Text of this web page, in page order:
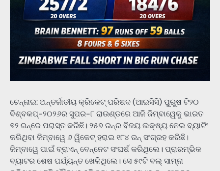
ଚେନ୍ନାଇ: ଅନ୍ତର୍ଜାତୀୟ କ୍ରିକେଟ୍‌ ପରିଷଦ (ଆଇସିସି) ପୁରୁଷ ଟି୨୦
ବିଶ୍ବକପ୍‌-୨୦୨୬ର ସୁପର-୮ ରାଉଣ୍ଡରେ ଆଜି ଜିମ୍ବାୱେକୁ ଭାରତ
୭୨ ରନ୍‌ରେ ପରାସ୍ତ କରିଛି। ୨୫୭ ରନ୍‌ର ବିଜୟ ଲକ୍ଷ୍ୟ ନେଇ ବ୍ୟାଟିଂ
କରିଥିବା ଜିମ୍ବାୱେ ୬ ୱିକେଟ୍‌ ହରାଇ ୧୮୪ ରନ୍‌ ସଂଗ୍ରହ କରିଛି।
ଜିମ୍ବାୱେ ପାଇଁ ବ୍ରାଏନ୍‌ ବେନ୍ନେଟ ସଂଘର୍ଷ କରିଥିଲେ। ପ୍ରାରମ୍ଭିକ
ବ୍ୟାଟର ଶେଷ ପର୍ଯ୍ୟନ୍ତ ଖେଳିଥିଲେ। ସେ ୫୯ଟି ବଲ୍‌ ସାମ୍ନା